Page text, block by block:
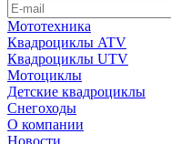
Мототехника
Квадроциклы ATV
Квадроциклы UTV
Мотоциклы
Детские квадроциклы
Снегоходы
О компании